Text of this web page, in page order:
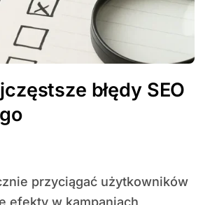
błędy SEO
efekty w kampaniach